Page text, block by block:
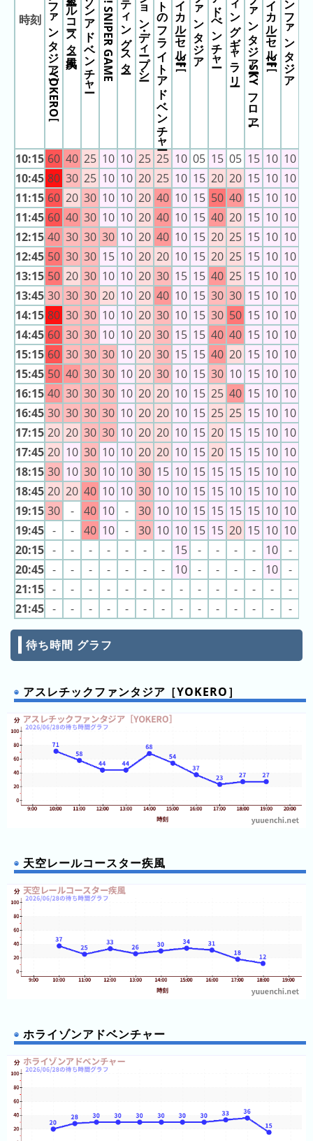
今
年
の
ラ
ン
ン
去
年
の
ラ
ン
キ
ン
グ
混
雑
ラ
ン
キ
ン
グ
今
日
の
ラ
ン
キ
ン
グ
昨
日
の
ラ
ン
キ
ン
グ
今
月
の
ン
キ
ン
の
キ
ン
グ
グ
去
時刻 天空レールコースター疾風
10:15 60 40 25 10 10 25 25 10 05 15 05 15 10 10
10:45 80 30 25 10 10 20 25 10 15 20 20 15 10 10
11:15 60 20 30 10 10 20 40 10 15 50 40 15 10 10
11:45 60 40 30 10 10 20 40 10 15 40 20 15 10 10
12:15 40 30 30 30 10 20 40 10 15 20 25 15 10 10
12:45 50 30 30 15 10 20 20 10 15 20 25 15 10 10
13:15 50 20 30 10 10 20 30 15 15 40 25 15 10 10
13:45 30 30 30 20 10 20 40 10 15 30 30 15 10 10
14:15 80 30 30 10 10 20 30 10 15 30 50 15 10 10
14:45 60 30 30 10 10 20 30 15 15 40 40 15 10 10
15:15 60 30 30 30 10 20 30 15 15 40 20 15 10 10
15:45 50 40 30 30 10 20 30 10 15 30 10 15 10 10
16:15 40 30 30 30 10 20 20 10 15 25 40 15 10 10
16:45 30 30 30 30 10 20 20 10 15 25 25 15 10 10
17:15 20 20 30 30 10 20 20 10 15 20 15 15 10 10
17:45 20 10 30 10 10 20 20 10 15 20 15 15 10 10
18:15 30 10 30 10 10 30 15 10 15 15 15 15 10 10
18:45 20 20 40 10 10 30 10 10 15 15 10 15 10 10
19:15 30 - 40 10 - 30 10 10 15 15 15 15 10 10
19:45 - - 40 10 - 30 10 10 15 15 20 15 10 10
20:15 - - - - - - - 15 - - - - 10 -
20:45 - - - - - - - 10 - - - - 10 -
21:15 - - - - - - - - - - - - - -
21:45 - - - - - - - - - - - - - -
待ち時間 グラフ
アスレチックファンタジア［YOKERO］
天空レールコースター疾風
ホライゾンアドベンチャー